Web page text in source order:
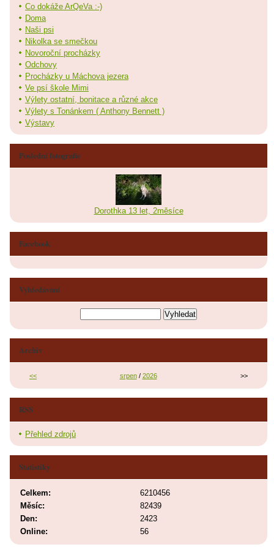
Co dokáže ArQeVa :-)
Doma
Naši psi
Nikolka se smečkou
Novoroční procházky
Odchovy
Procházky u Máchova jezera
Ve psí škole Mimi
Výlety ostatní, bonitace a různé akce
Výlety s Tonánkem ( Anthony Bennett )
Výstavy
Poslední fotografie
Dorothka 13 let, 2měsíce
Facebook
Vyhledávání
Archiv
<< srpen/ 2026 >>
RSS
Přehled zdrojů
Statistiky
Online: 56
Celkem:
6210456
Měsíc:
82439
Den:
2423